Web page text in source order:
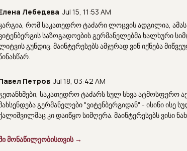
Лебедева Jul 15, 11:53 AM
რომ საკათედრო ტაძარი ლოცვის ადგილია, ამას
საზოგადოების გერმანელებმა ხალხური
გუნდიც. მაინტერესებს ამჯერად ვინ იქნება
Петров Jul 18, 03:42 AM
საკათედრო ტაძარს სულ სხვა ატმოსფერო
გერმანელები "ვიტენბერგიდან" - ისინი ისე
კი დაიწყო სიმღერა. მაინტერესებს ვისი
მონაწილეობისთვის →